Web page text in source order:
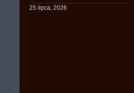
25 lipca, 2026